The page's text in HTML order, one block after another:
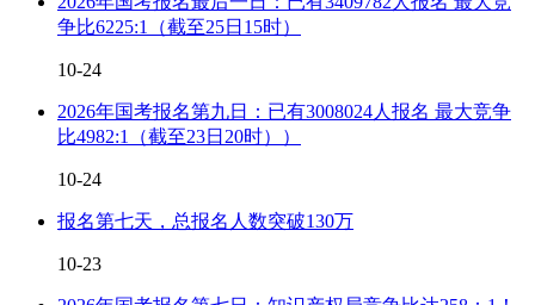
争比6225:1（截至25日15时）
10-24
2026年国考报名第九日：已有3008024人报名 最大竞争
比4982:1（截至23日20时））
10-24
报名第七天，总报名人数突破130万
10-23